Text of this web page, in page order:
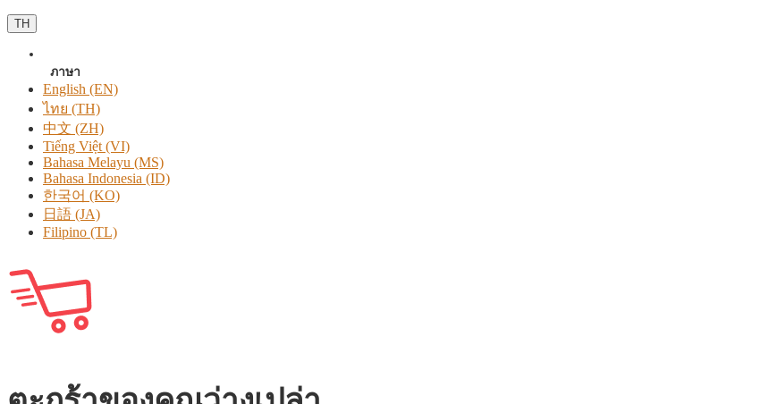
TH
ภาษา
English (EN)
ไทย (TH)
中文 (ZH)
Tiếng Việt (VI)
Bahasa Melayu (MS)
Bahasa Indonesia (ID)
한국어 (KO)
日語 (JA)
Filipino (TL)